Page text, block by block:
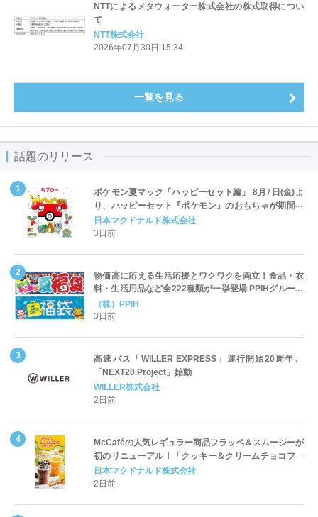
NTTによるメタウォーター株式会社の株式取得につい
て
NTT株式会社
2026年07月30日 15:34
一覧を見る
話題のリリース
ポケモン夏マック「ハッピーセット編」 8月7日(金)よ
り、ハッピーセット『ポケモン』のおもちゃが期間限
定登場
日本マクドナルド株式会社
3日前
物価高に応える生活応援とワクワクを両立！食品・衣
料・生活用品など全222種類が一挙登場 PPIHグループ
「夏福袋」＆セール 8月6日(木)より順次スタート
（株）PPIH
3日前
高速バス「WILLER EXPRESS」運行開始20周年、
「NEXT20 Project」始動
WILLER株式会社
2日前
McCaféの人気レギュラー商品フラッペ＆スムージーが
初のリニューアル！「クッキー＆クリームチョコフラ
ッペ」「マンゴースムージー」8月5日（水）から販売
開始
日本マクドナルド株式会社
2日前